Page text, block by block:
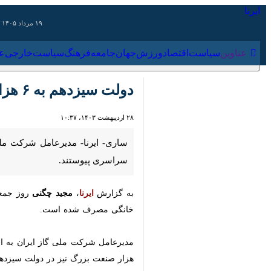
عناوین‌ سیاست اقتصاد ورزش جهان جامعه فرهنگ
دولت سیزدهم به ۶ هزار و ۵۰۰ روستای کشور گازرسانی کرد